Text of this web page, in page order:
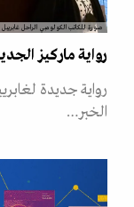
صورة للكاتب الكولومبي الراحل غابرييل
رواية ماركيز
رواية جديدة
الخبر…